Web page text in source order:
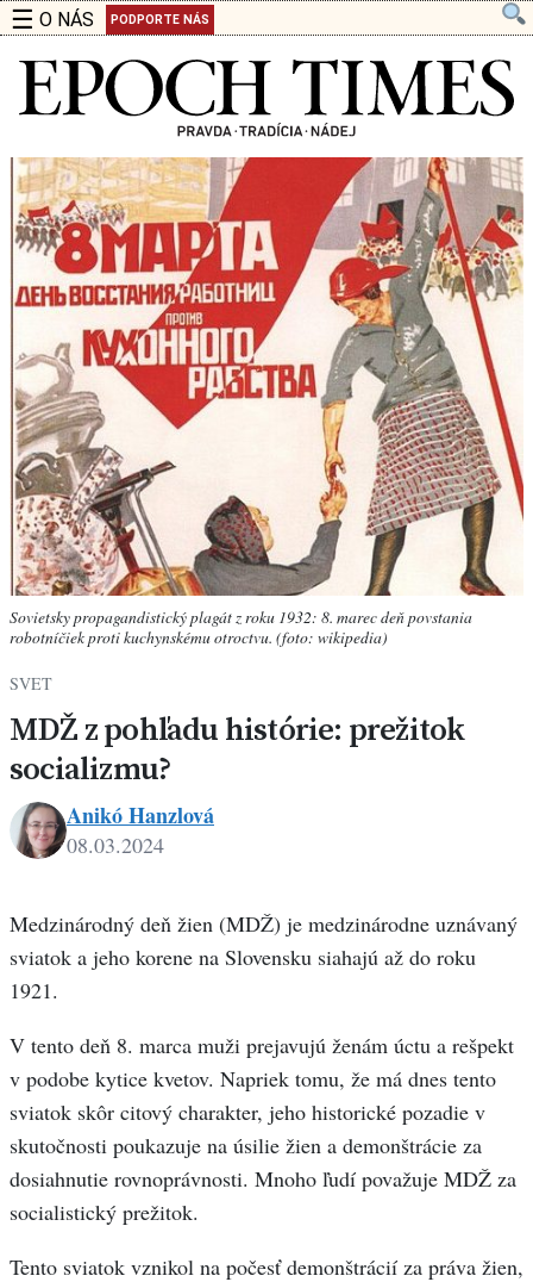
☰ O NÁS PODPORTE NÁS
Sovietsky propagandistický plagát z roku 1932: 8. marec deň povstania
robotníčiek proti kuchynskému otroctvu. (foto: wikipedia)
SVET
MDŽ z pohľadu histórie: prežitok
socializmu?
Hanzlová
Anikó Hanzlová
08.03.2024
Medzinárodný deň žien (MDŽ) je medzinárodne uznávaný
sviatok a jeho korene na Slovensku siahajú až do roku
1921.
V tento deň 8. marca muži prejavujú ženám úctu a rešpekt
v podobe kytice kvetov. Napriek tomu, že má dnes tento
sviatok skôr citový charakter, jeho historické pozadie v
skutočnosti poukazuje na úsilie žien a demonštrácie za
dosiahnutie rovnoprávnosti. Mnoho ľudí považuje MDŽ za
socialistický prežitok.
Tento sviatok vznikol na počesť demonštrácií za práva žien,